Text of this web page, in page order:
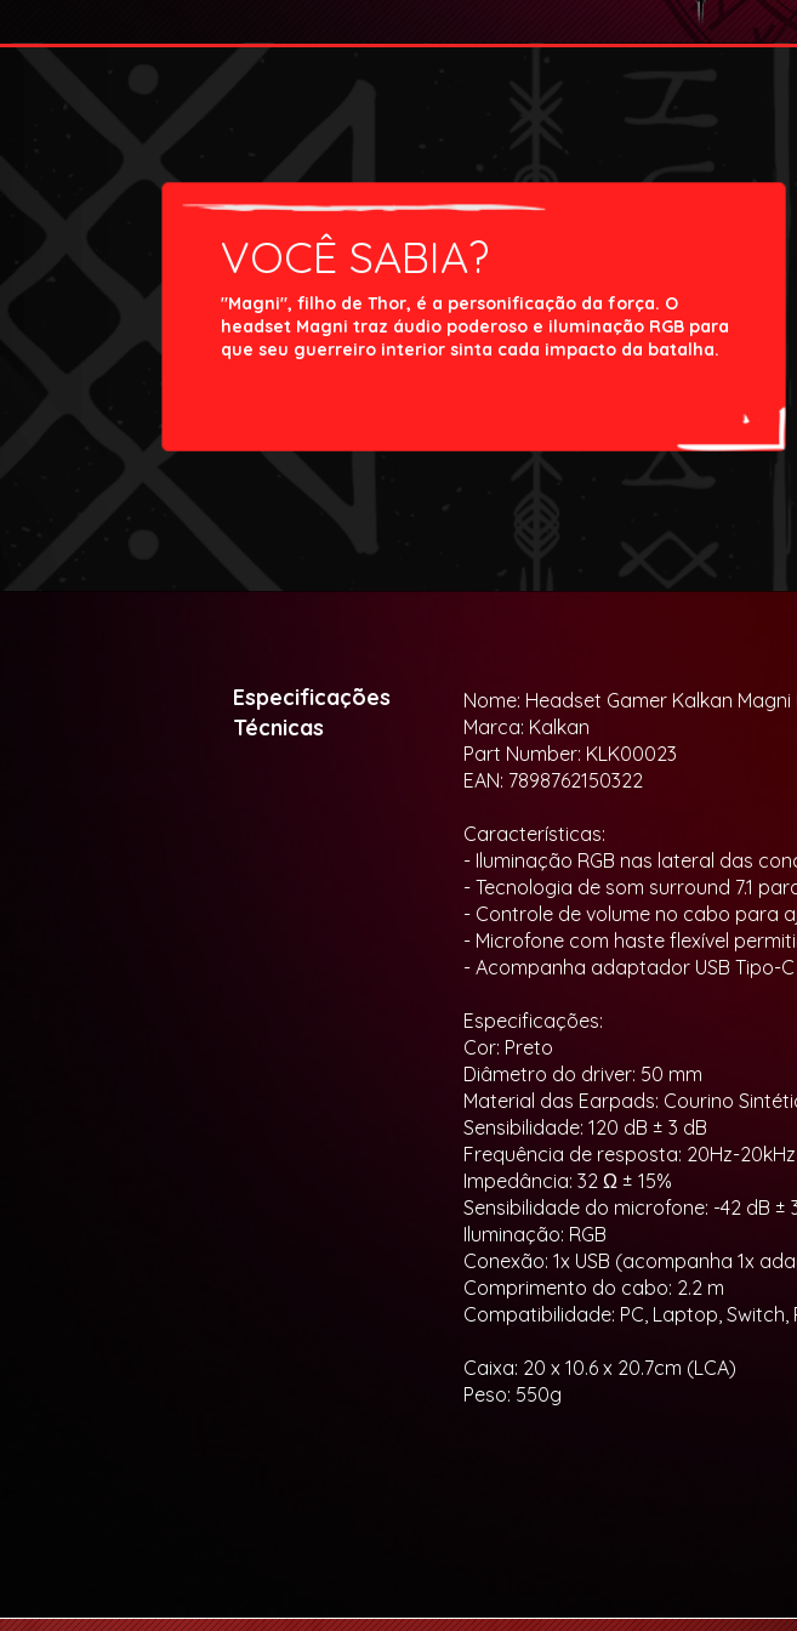
VOCÊ SABIA?
"Magni", filho de Thor, é a personificação da força. O
headset Magni traz áudio poderoso e iluminação RGB para
que seu guerreiro interior sinta cada impacto da batalha.
Especificações
Técnicas
Nome: Headset Gamer Kalkan Magni
Marca: Kalkan
Part Number: KLK00023
EAN: 7898762150322
Características:
- Iluminação RGB nas lateral das
- Tecnologia de som surround 7.1
- Controle de volume no cabo para
- Microfone com haste flexível
- Acompanha adaptador USB Tipo-
Especificações:
Cor: Preto
Diâmetro do driver: 50 mm
Material das Earpads: Courino
Sensibilidade: 120 dB ± 3 dB
Frequência de resposta: 20Hz-20kHz
Impedância: 32 Ω ± 15%
Sensibilidade do microfone: -42 dB ±
Iluminação: RGB
Conexão: 1x USB (acompanha 1x
Comprimento do cabo: 2.2 m
Compatibilidade: PC, Laptop,
Caixa: 20 x 10.6 x 20.7cm (LCA)
Peso: 550g